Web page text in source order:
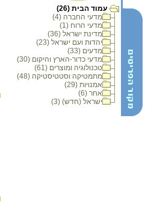
עמוד הבית (26)
מדעי החברה (4)
מדעי הרוח (1)
מדינת ישראל (36)
יהדות ועם ישראל (23)
מדעים (33)
מדעי כדור-הארץ והיקום (30)
טכנולוגיה ומוצרים (61)
מתמטיקה וסטטיסטיקה (48)
אמנויות (29)
אחר (6)
ישראל (חדש) (3)